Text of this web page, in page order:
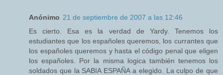
Anónimo 21 de septiembre de 2007 a las 12:46
Es cierto. Esa es la verdad de Yardy. Tenemos los
estudiantes que los españoles queremos, los currantes que
los españoles queremos y hasta el código penal que eligen
los españoles. Por la misma logica también tenemos los
soldados que la SABIA ESPAÑA a elegido. La culpo de que